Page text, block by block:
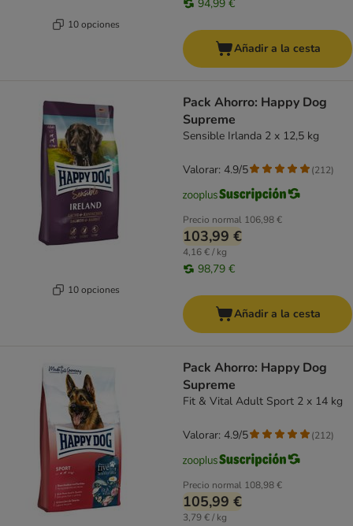
10 opciones
94,99 €
Añadir a la cesta
10 opciones
Pack Ahorro: Happy Dog
Supreme
Sensible Irlanda 2 x 12,5 kg
Precio normal 106,98 €
103,99 €
4,16 € / kg
98,79 €
Valorar: 4.9/5 (212)
Añadir a la cesta
Pack Ahorro: Happy Dog
Supreme
Fit & Vital Adult Sport 2 x 14 kg
Precio normal 108,98 €
105,99 €
3,79 € / kg
Valorar: 4.9/5 (212)